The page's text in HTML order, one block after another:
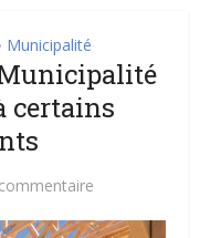
Municipalité
certains